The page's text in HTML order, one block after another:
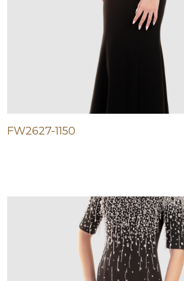
FW2627-1150